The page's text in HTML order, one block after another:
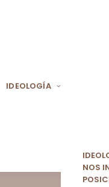
IDEOLOGÍA
NOS